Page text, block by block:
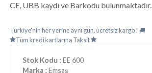
CE, UBB kaydı ve Barkodu bulunmaktadır.
Türkiye'nin her yerine aynı gün, ücretsiz kargo ! 🚚
Tüm kredi kartlarına Taksit
Stok Kodu : EE 600
Marka : Emsaş